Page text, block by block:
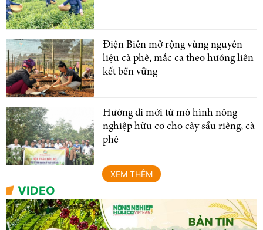
Điện Biên mở rộng vùng nguyên
liệu cà phê, mắc ca theo hướng liên
kết bền vững
Hướng đi mới từ mô hình nông
nghiệp hữu cơ cho cây sầu riêng, cà
phê
XEM THÊM
VIDEO